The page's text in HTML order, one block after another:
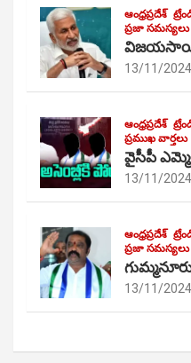
ఆంధ్రప్రదేశ్
ప్రజా సమస్యలు
13/11/2024
ఆంధ్రప్రదేశ్
ప్రముఖ వార్తలు
వైసీపీ
13/11/2024
ఆంధ్రప్రదేశ్
ప్రజా సమస్యలు
13/11/2024